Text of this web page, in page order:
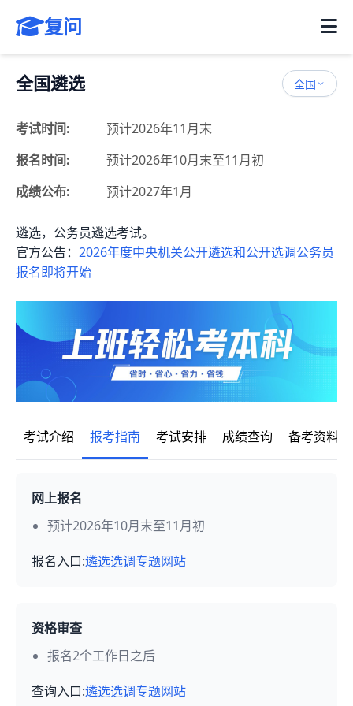
复问
全国遴选 全国
考试时间:
预计2026年11月末
报名时间:
预计2026年10月末至11月初
成绩公布:
预计2027年1月
遴选，公务员遴选考试。
官方公告： 2026年度中央机关公开遴选和公开选调公务员
报名即将开始
考试介绍 报考指南 考试安排 成绩查询 备考资料
网上报名
预计2026年10月末至11月初
报名入口:遴选选调专题网站
资格审查
报名2个工作日之后
查询入口:遴选选调专题网站